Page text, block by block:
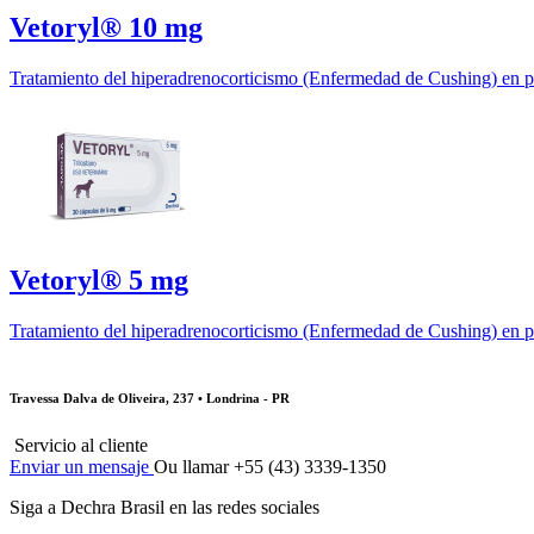
Vetoryl® 10 mg
Tratamiento del hiperadrenocorticismo (Enfermedad de Cushing) en
Vetoryl® 5 mg
Tratamiento del hiperadrenocorticismo (Enfermedad de Cushing) en
Travessa Dalva de Oliveira, 237 • Londrina - PR
Servicio al cliente
Enviar un mensaje Ou llamar +55 (43) 3339-1350
Siga a Dechra Brasil en las redes sociales